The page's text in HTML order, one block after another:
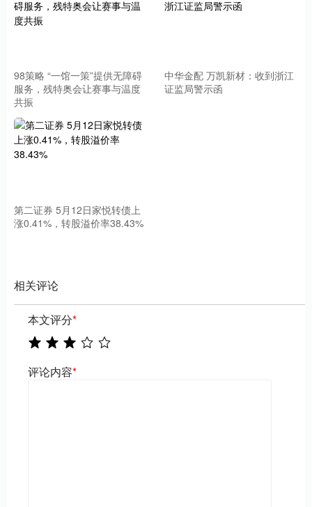
98策略 “一馆一策”提供无障碍
服务，残特奥会让赛事与温度
共振
中华金配 万凯新材：收到浙江
证监局警示函
第二证券 5月12日家悦转债上
涨0.41%，转股溢价率38.43%
相关评论
本文评分*
评论内容*